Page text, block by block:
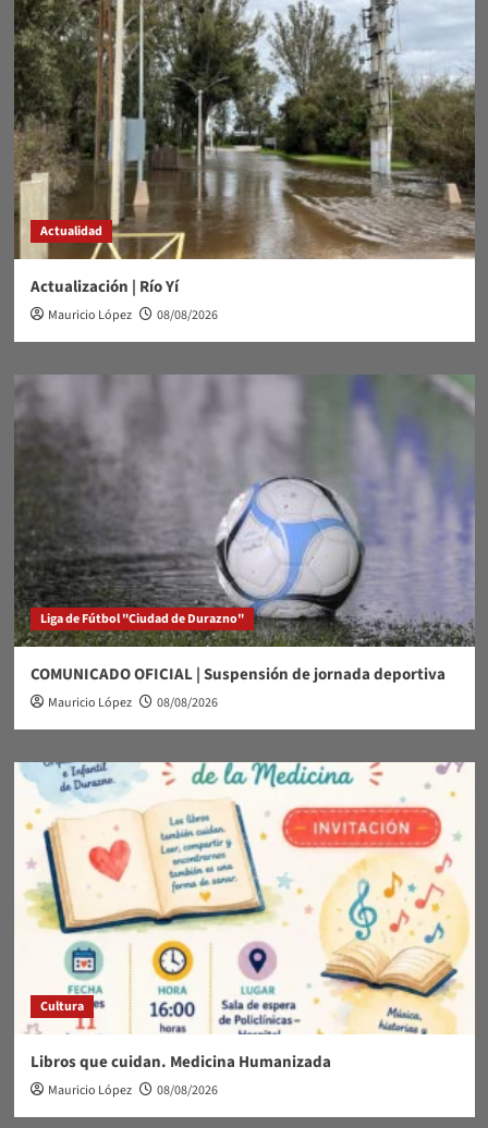
Actualidad
Actualización | Río Yí
Mauricio López 08/08/2026
Liga de Fútbol "Ciudad de Durazno"
COMUNICADO OFICIAL | Suspensión de jornada deportiva
Mauricio López 08/08/2026
Cultura
Libros que cuidan. Medicina Humanizada
Mauricio López 08/08/2026